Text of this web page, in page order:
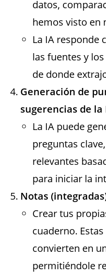
datos,
hemos visto en
La IA responde
las fuentes y
de donde
Generación de
sugerencias de la
La IA puede
preguntas
relevantes
para iniciar la
Notas
Crear tus
cuaderno.
convierten en
permitiéndole